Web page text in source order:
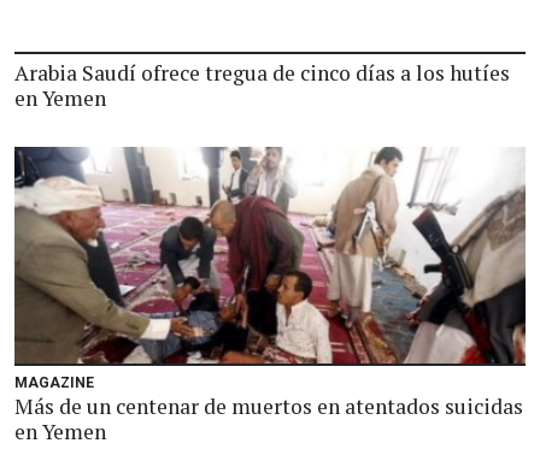
Arabia Saudí ofrece tregua de cinco días a los hutíes
en Yemen
MAGAZINE
Más de un centenar de muertos en atentados suicidas
en Yemen